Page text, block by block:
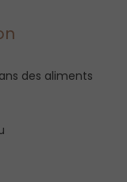
des aliments